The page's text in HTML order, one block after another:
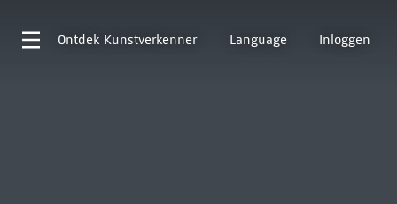
Ontdek Kunstverkenner Language Inloggen